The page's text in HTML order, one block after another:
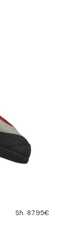
Sh. 87.95€